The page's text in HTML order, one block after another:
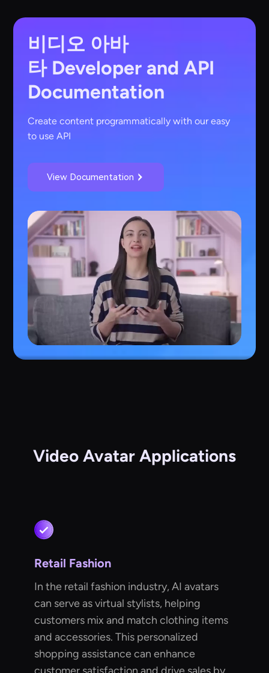
비디오 아바
타Developer and API
Documentation
Create content programmatically with our easy
to use API
View Documentation
Video Avatar Applications
Retail Fashion
In the retail fashion industry, AI avatars
can serve as virtual stylists, helping
customers mix and match clothing items
and accessories. This personalized
shopping assistance can enhance